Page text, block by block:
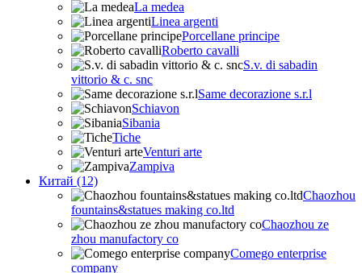
La medea
Linea argenti
Porcellane principe
Roberto cavalli
S.v. di sabadin
vittorio & c. snc
Same decorazione s.r.l
Schiavon
Sibania
Tiche
Venturi arte
Zampiva
Китай (12)
Chaozhou
fountains&statues making co.ltd
Chaozhou ze
zhou manufactory co
Comego enterprise
company